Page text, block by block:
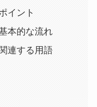
イント
本的な流れ
連する用語